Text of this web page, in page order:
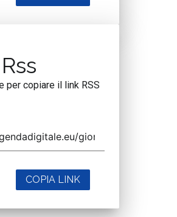
per copiare il link RSS
COPIA LINK